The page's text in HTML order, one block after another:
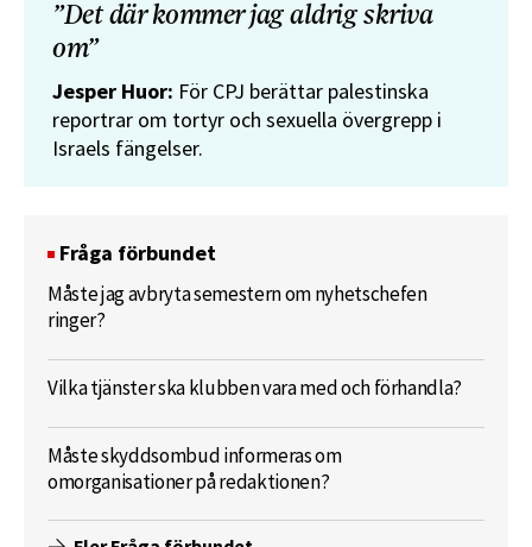
”Det där kommer jag aldrig skriva
om”
Jesper Huor: För CPJ berättar palestinska
reportrar om tortyr och sexuella övergrepp i
Israels fängelser.
Fråga förbundet
Måste jag avbryta semestern om nyhetschefen
ringer?
Vilka tjänster ska klubben vara med och förhandla?
Måste skyddsombud informeras om
omorganisationer på redaktionen?